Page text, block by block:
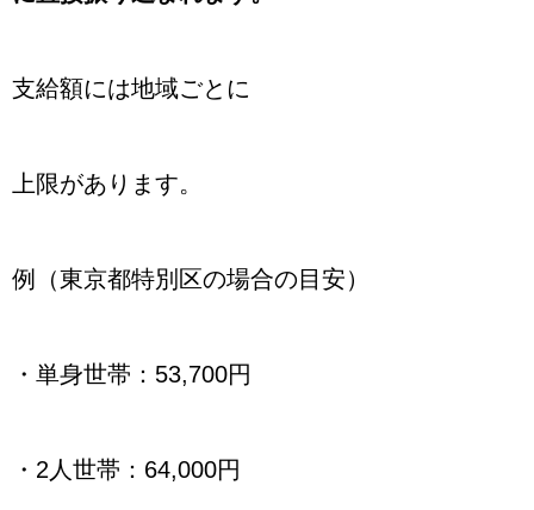
支給額には地域ごとに
上限があります。
例（東京都特別区の場合の目安）
・単身世帯：53,700円
・2人世帯：64,000円